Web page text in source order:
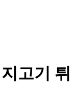
고기 튀